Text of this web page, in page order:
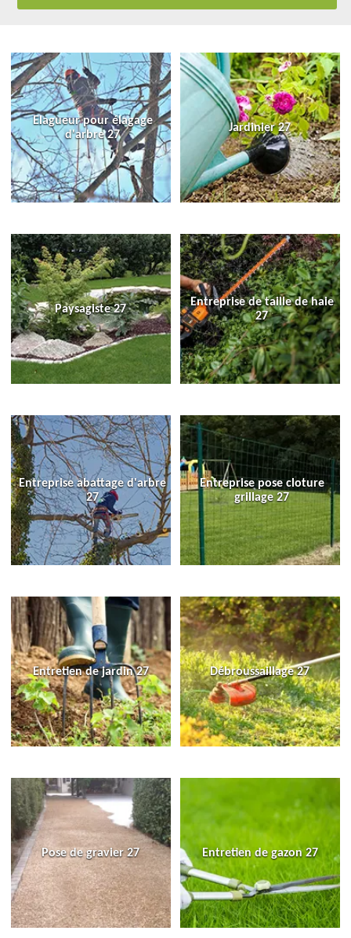
Elagueur pour élagage
d'arbre 27
Jardinier 27
Paysagiste 27
Entreprise de taille de haie
27
Entreprise abattage d'arbre
27
Entreprise pose cloture
grillage 27
Entretien de jardin 27 Débroussaillage 27
Pose de gravier 27 Entretien de gazon 27